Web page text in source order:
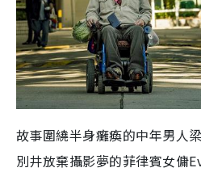
故事圍繞半身癱瘓的中年男人
別井放棄攝影夢的菲律賓女傭